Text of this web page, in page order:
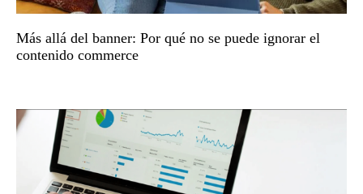
Más allá del banner: Por qué no se puede ignorar el
contenido commerce